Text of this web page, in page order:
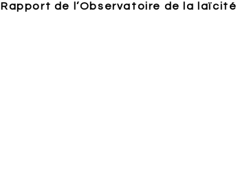
Rapport de l’Observatoire de la laïcité